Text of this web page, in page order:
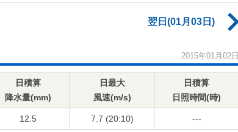
翌日(01月03日)
2015年01月02日
日積算
降水量(mm)
日最大
風速(m/s)
日積算
日照時間(時)
12.5 7.7 (20:10) ---